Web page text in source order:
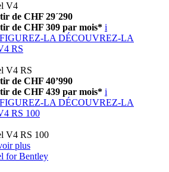
V4
de CHF 29´290
de CHF 309 par mois* i
LA DÉCOUVREZ-LA
RS
V4 RS
de CHF 40’990
de CHF 439 par mois* i
LA DÉCOUVREZ-LA
RS 100
V4 RS 100
plus
for Bentley